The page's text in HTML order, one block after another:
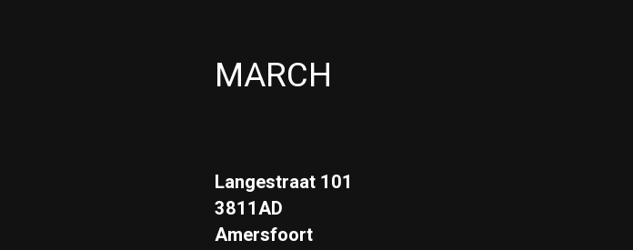
MARCH
Langestraat 101
3811AD
Amersfoort